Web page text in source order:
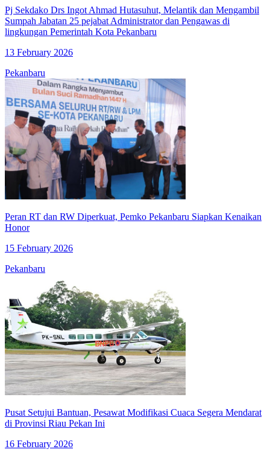
Pj Sekdako Drs Ingot Ahmad Hutasuhut, Melantik dan Mengambil
Sumpah Jabatan 25 pejabat Administrator dan Pengawas di
lingkungan Pemerintah Kota Pekanbaru
13 February 2026
Pekanbaru
Peran RT dan RW Diperkuat, Pemko Pekanbaru Siapkan Kenaikan
Honor
15 February 2026
Pekanbaru
Pusat Setujui Bantuan, Pesawat Modifikasi Cuaca Segera Mendarat
di Provinsi Riau Pekan Ini
16 February 2026